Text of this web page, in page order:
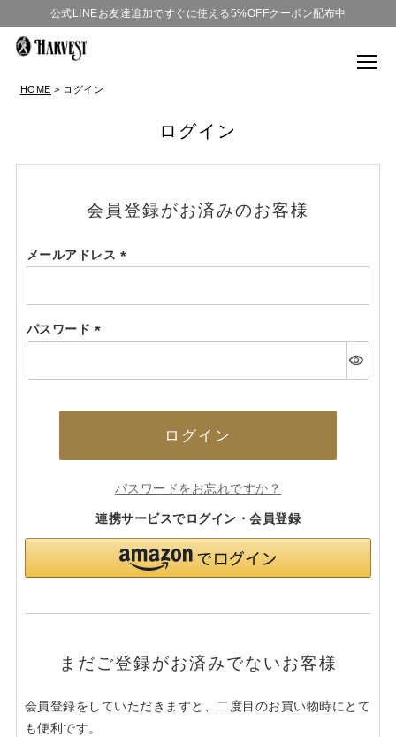
公式LINEお友達追加ですぐに使える5%OFFクーポン配布中
HOME ログイン
ログイン
会員登録がお済みのお客様
メールアドレス
須)
パスワード
須)
ログイン
パスワードをお忘れですか？
連携サービスでログイン・会員登録
まだご登録がお済みでないお客様
会員登録をしていただきますと、二度目のお買い物時にとて
も便利です。